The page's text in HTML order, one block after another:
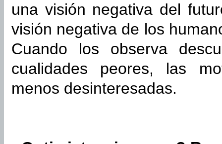
una visión negativa del
visión negativa de los
Cuando los observa
cualidades peores, las
menos desinteresadas.